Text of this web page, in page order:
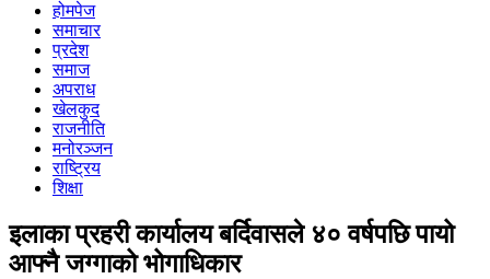
होमपेज
समाचार
प्रदेश
समाज
अपराध
खेलकुद
राजनीति
मनोरञ्जन
राष्ट्रिय
शिक्षा
इलाका प्रहरी कार्यालय बर्दिवासले ४० वर्षपछि पायो
आफ्नै जग्गाको भोगाधिकार